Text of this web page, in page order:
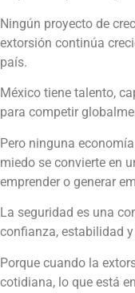
Ningún proyecto de
extorsión continúa
país.
México tiene talento,
para competir
Pero ninguna
miedo se convierte en
emprender o generar
La seguridad es una
confianza, estabilidad
Porque cuando la
cotidiana, lo que está